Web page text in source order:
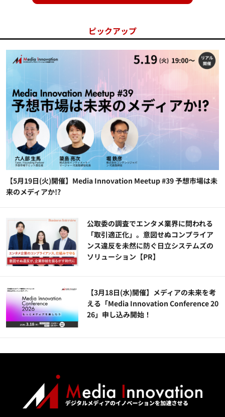
ピックアップ
【5月19日(火)開催】Media Innovation Meetup #39 予想市場は未
来のメディアか!?
公​​取委の調査でエンタメ業界に問われる
「取引適正化」。意図せぬコンプライア
ンス違反を未然に防ぐ日立システムズの
ソリューション​【PR】
【3月18日(水)開催】メディアの未来を考
える「Media Innovation Conference 20
26」申し込み開始！